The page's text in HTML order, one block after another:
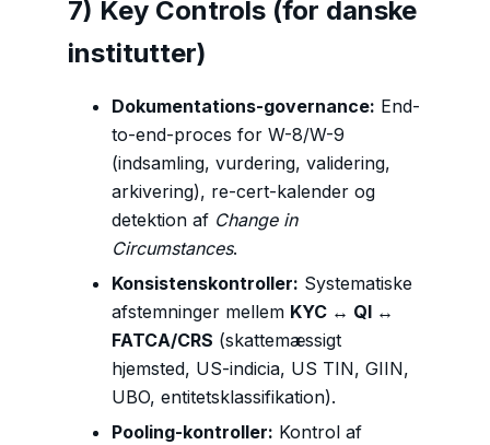
7) Key Controls (for danske
institutter)
Dokumentations-governance: End-
to-end-proces for W-8/W-9
(indsamling, vurdering, validering,
arkivering), re-cert-kalender og
detektion af Change in
Circumstances.
Konsistenskontroller: Systematiske
afstemninger mellem KYC ↔ QI ↔
FATCA/CRS (skattemæssigt
hjemsted, US-indicia, US TIN, GIIN,
UBO, entitetsklassifikation).
Pooling-kontroller: Kontrol af